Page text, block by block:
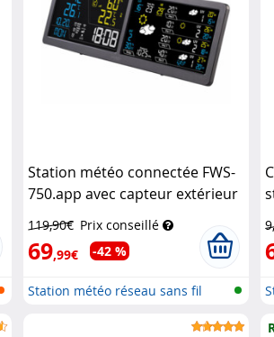
Station météo connectée FWS-
750.app avec capteur extérieur
119,90€ Prix conseillé
69,99€ -42 %
Station météo réseau sans fil